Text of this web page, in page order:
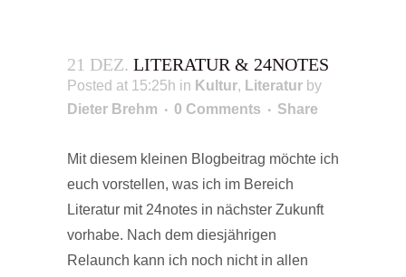
21 DEZ. LITERATUR & 24NOTES
Posted at 15:25h in Kultur, Literatur by
Dieter Brehm
0 Comments Share
Mit diesem kleinen Blogbeitrag möchte ich
euch vorstellen, was ich im Bereich
Literatur mit 24notes in nächster Zukunft
vorhabe. Nach dem diesjährigen
Relaunch kann ich noch nicht in allen